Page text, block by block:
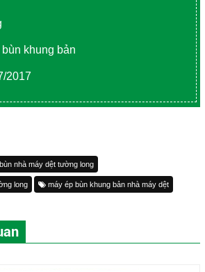
khung bản
2017
nhà máy dệt tường long
long máy ép bùn khung bản nhà máy dệt